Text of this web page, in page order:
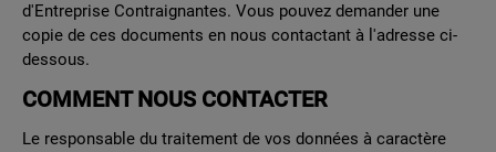
d'Entreprise Contraignantes. Vous pouvez demander une
copie de ces documents en nous contactant à l'adresse ci-
dessous.
COMMENT NOUS CONTACTER
Le responsable du traitement de vos données à caractère